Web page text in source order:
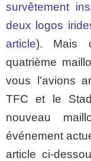
survêtement
deux logos
article). Mais
quatrième
vous l’avions
TFC et le
nouveau
événement
article ci-